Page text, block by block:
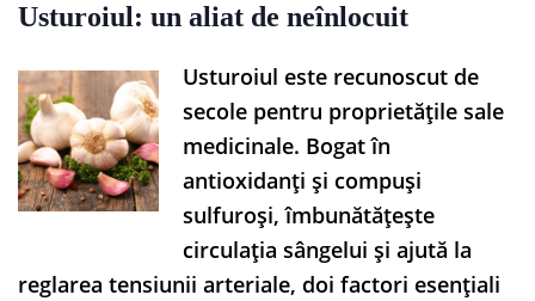
Usturoiul: un aliat de neînlocuit
Usturoiul este recunoscut de
secole pentru proprietățile sale
medicinale. Bogat în
antioxidanți și compuși
sulfuroși, îmbunătățește
circulația sângelui și ajută la
reglarea tensiunii arteriale, doi factori esențiali